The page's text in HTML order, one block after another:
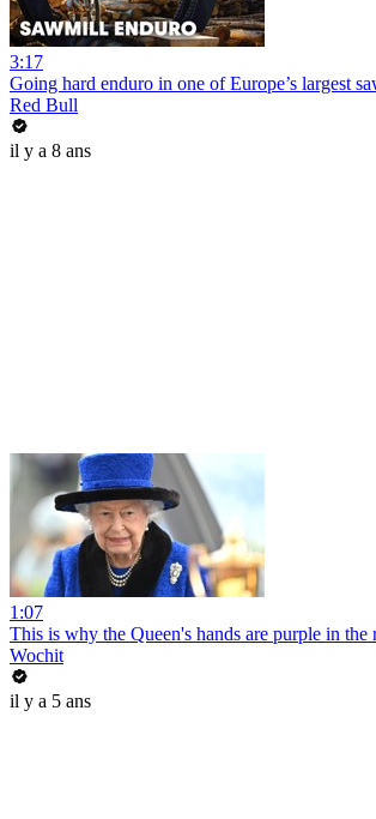
3:17
Going hard enduro in one of Europe’s largest
Red Bull
il y a 8 ans
1:07
This is why the Queen's hands are purple in the
Wochit
il y a 5 ans